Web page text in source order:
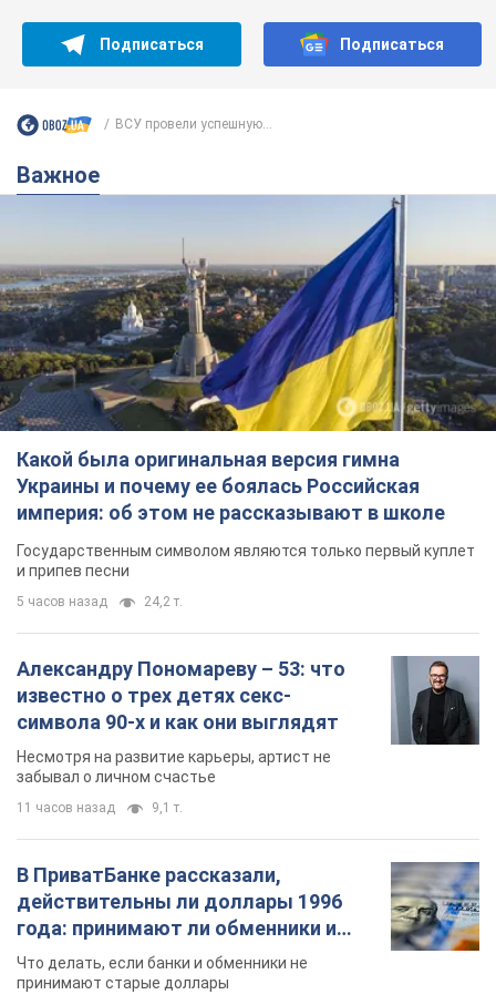
Подписаться Подписаться
ВСУ провели успешную...
Важное
Какой была оригинальная версия гимна
Украины и почему ее боялась Российская
империя: об этом не рассказывают в школе
Государственным символом являются только первый куплет
и припев песни
5 часов назад 24,2 т.
Александру Пономареву – 53: что
известно о трех детях секс-
символа 90-х и как они выглядят
Несмотря на развитие карьеры, артист не
забывал о личном счастье
11 часов назад 9,1 т.
В ПриватБанке рассказали,
действительны ли доллары 1996
года: принимают ли обменники и
банки такие купюры
Что делать, если банки и обменники не
принимают старые доллары